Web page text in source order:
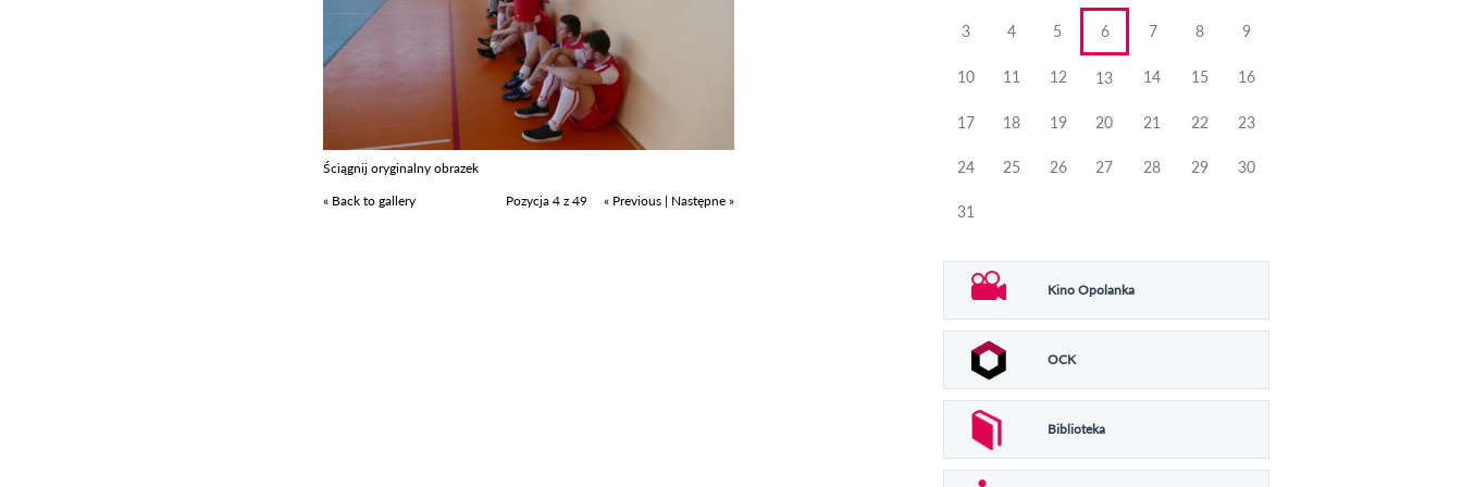
Ściągnij oryginalny obrazek
« Back to gallery
Pozycja 4 z 49 « Previous | Następne »
3 4 5 6 7 8 9
10 11 12 13 14 15 16
17 18 19 20 21 22 23
24 25 26 27 28 29 30
31
Kino Opolanka
OCK
Biblioteka